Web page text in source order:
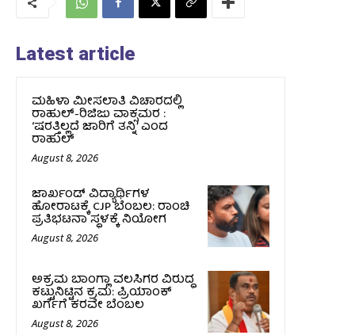
Latest article
ಮಹಿಳಾ ಮೀಸಲಾತಿ ವಿಚಾರದಲ್ಲಿ
ರಾಹುಲ್‌-ರಿಜಿಜು ವಾಕ್ಸಮರ :
‘ಷರತ್ತಿಲ್ಲದೆ ಜಾರಿಗೆ ತನ್ನಿ’ ಎಂದ
ರಾಹುಲ್‌
August 8, 2026
ಜಾರ್ಖಂಡ್‌ ವಿದ್ಯಾರ್ಥಿಗಳ
ಹೋರಾಟಕ್ಕೆ CJP ಬೆಂಬಲ: ರಾಂಚಿ
ಪ್ರತಿಭಟನಾ ಸ್ಥಳಕ್ಕೆ ನಿಯೋಗ
August 8, 2026
ಅಕ್ರಮ ಬಾಂಗ್ಲಾ ವಲಸಿಗರ ವಿರುದ್ಧ
ಕಟ್ಟುನಿಟ್ಟಿನ ಕ್ರಮ: ಪ್ರಿಯಾಂಕ್
ಖರ್ಗೆಗೆ ಕರವೇ ಬೆಂಬಲ
August 8, 2026